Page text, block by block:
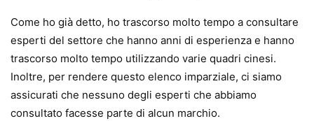
Come ho già detto, ho trascorso molto tempo a consultare
esperti del settore che hanno anni di esperienza e hanno
trascorso molto tempo utilizzando varie quadri cinesi.
Inoltre, per rendere questo elenco imparziale, ci siamo
assicurati che nessuno degli esperti che abbiamo
consultato facesse parte di alcun marchio.